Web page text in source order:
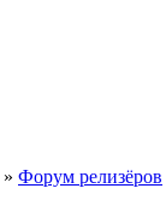
» Форум релизёров